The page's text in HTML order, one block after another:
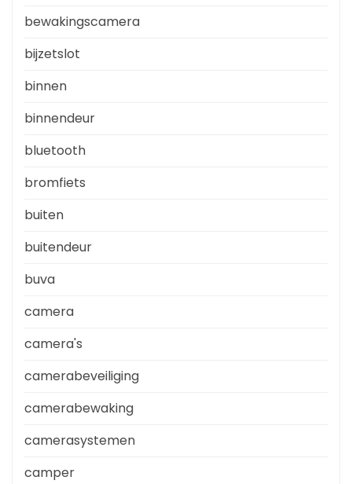
bewakingscamera
bijzetslot
binnen
binnendeur
bluetooth
bromfiets
buiten
buitendeur
buva
camera
camera's
camerabeveiliging
camerabewaking
camerasystemen
camper